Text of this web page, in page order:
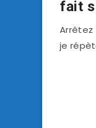
fait
Arrêtez
je